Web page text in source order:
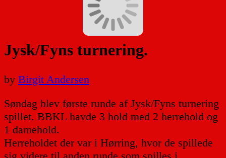
Jysk/Fyns turnering.
by Birgit Andersen
Søndag blev første runde af Jysk/Fyns turnering
spillet. BBKL havde 3 hold med 2 herrehold og
1 damehold.
Herreholdet der var i Hørring, hvor de spillede